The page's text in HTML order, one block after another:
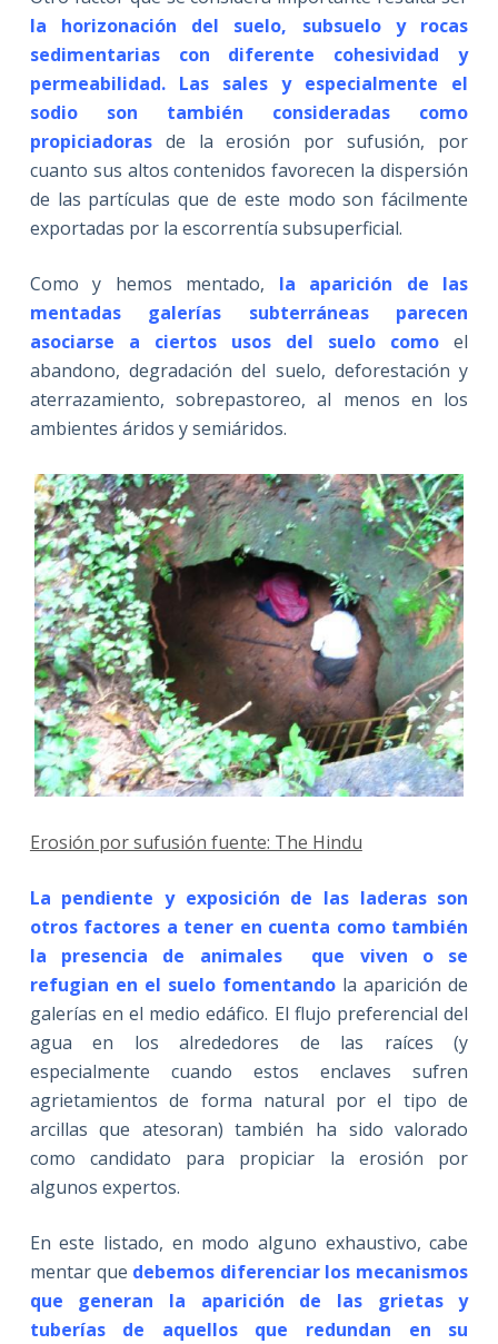
la horizonación del suelo, subsuelo y rocas
sedimentarias con diferente cohesividad y
permeabilidad. Las sales y especialmente el
sodio son también consideradas como
propiciadorasde la erosión por sufusión, por
cuanto sus altos contenidos favorecen la dispersión
de las partículas que de este modo son fácilmente
exportadas por la escorrentía subsuperficial.
Como y hemos mentado, la aparición de las
mentadas galerías subterráneas parecen
asociarse a ciertos usos del suelo como el
abandono, degradación del suelo, deforestación y
aterrazamiento, sobrepastoreo, al menos en los
ambientes áridos y semiáridos.
Erosión por sufusión fuente: The Hindu
La pendiente y exposición de las laderas son
otros factores a tener en cuenta como también
la presencia de animales que viven o se
refugian en el suelo fomentando la aparición de
galerías en el medio edáfico. El flujo preferencial del
agua en los alrededores de las raíces (y
especialmente cuando estos enclaves sufren
agrietamientos de forma natural por el tipo de
arcillas que atesoran) también ha sido valorado
como candidato para propiciar la erosión por
algunos expertos.
En este listado, en modo alguno exhaustivo, cabe
mentar que debemos diferenciar los mecanismos
que generan la aparición de las grietas y
tuberías de aquellos que redundan en su